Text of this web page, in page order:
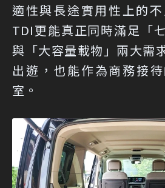
適性與長途實用性上的
TDI更能真正同時滿足「
與「大容量載物」兩大需
出遊，也能作為商務接
室。